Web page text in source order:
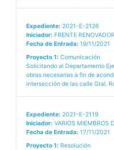
Expediente: 2021-E-2126
Iniciador: FRENTE RENOVADOR
Fecha de Entrada: 19/11/2021
Proyecto 1: Comunicación
Solicitando al Departamento
obras necesarias a fin de
intersección de las calle Gral.
Expediente: 2021-E-2119
Iniciador: VARIOS MIEMBROS
Fecha de Entrada: 17/11/2021
Proyecto 1: Resolución